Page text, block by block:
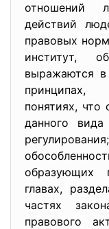
отношений
действий
правовых
институт,
выражаются
принципах,
понятиях,
данного
образующих
главах,
частях
правового